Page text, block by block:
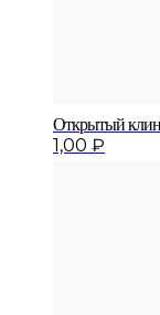
Открытый
1,00 ₽